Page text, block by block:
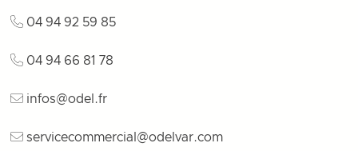
04 94 92 59 85
04 94 66 81 78
infos@odel.fr
servicecommercial@odelvar.com